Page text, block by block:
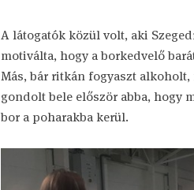
A látogatók közül volt, aki
motiválta, hogy a borkedvelő
Más, bár ritkán fogyaszt alkoholt,
gondolt bele először abba, hogy
bor a poharakba kerül.